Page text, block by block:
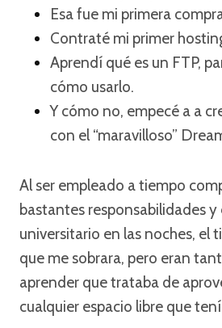
Esa fue mi primera
Contraté mi primer
Aprendí qué es un FTP,
cómo usarlo.
Y cómo no, empecé a a
con el “maravilloso”
Al ser empleado a tiempo
bastantes responsabilidades
universitario en las noches, el
que me sobrara, pero eran
aprender que trataba de
cualquier espacio libre que